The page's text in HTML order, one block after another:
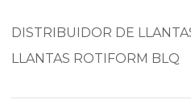
DISTRIBUIDOR DE
LLANTAS ROTIFORM BLQ